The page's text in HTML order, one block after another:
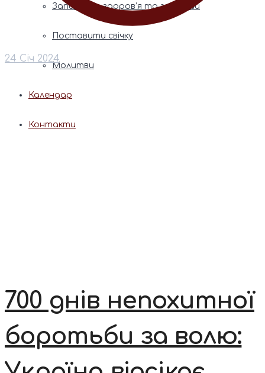
Записки за здоров’я та за упокій
Поставити свічку
Молитви
Календар
Контакти
24 Січ 2024
700 днів непохитної
боротьби за волю: